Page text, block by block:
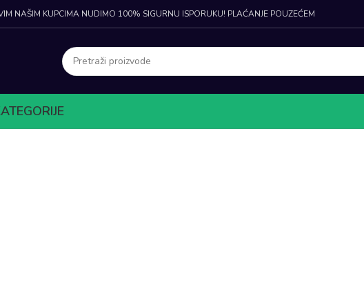
NAŠIM KUPCIMA NUDIMO 100% SIGURNU ISPORUKU! PLAĆANJE POUZEĆEM